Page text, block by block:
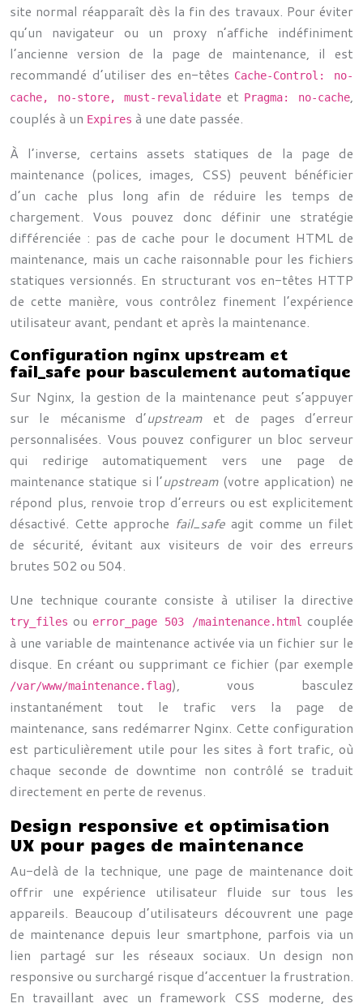
site normal réapparaît dès la fin des travaux. Pour éviter
qu’un navigateur ou un proxy n’affiche indéfiniment
l’ancienne version de la page de maintenance, il est
recommandé d’utiliser des en-têtes Cache-Control: no-
cache, no-store, must-revalidate et Pragma: no-cache,
couplés à un Expires à une date passée.
À l’inverse, certains assets statiques de la page de
maintenance (polices, images, CSS) peuvent bénéficier
d’un cache plus long afin de réduire les temps de
chargement. Vous pouvez donc définir une stratégie
différenciée : pas de cache pour le document HTML de
maintenance, mais un cache raisonnable pour les fichiers
statiques versionnés. En structurant vos en-têtes HTTP
de cette manière, vous contrôlez finement l’expérience
utilisateur avant, pendant et après la maintenance.
Configuration nginx upstream et
fail_safe pour basculement automatique
Sur Nginx, la gestion de la maintenance peut s’appuyer
sur le mécanisme d’upstream et de pages d’erreur
personnalisées. Vous pouvez configurer un bloc serveur
qui redirige automatiquement vers une page de
maintenance statique si l’upstream (votre application) ne
répond plus, renvoie trop d’erreurs ou est explicitement
désactivé. Cette approche fail_safe agit comme un filet
de sécurité, évitant aux visiteurs de voir des erreurs
brutes 502 ou 504.
Une technique courante consiste à utiliser la directive
try_files ou error_page 503 /maintenance.html
couplée
à une variable de maintenance activée via un fichier sur le
disque. En créant ou supprimant ce fichier (par exemple
/var/www/maintenance.flag), vous basculez
instantanément tout le trafic vers la page de
maintenance, sans redémarrer Nginx. Cette configuration
est particulièrement utile pour les sites à fort trafic, où
chaque seconde de downtime non contrôlé se traduit
directement en perte de revenus.
Design responsive et optimisation
UX pour pages de maintenance
Au-delà de la technique, une page de maintenance doit
offrir une expérience utilisateur fluide sur tous les
appareils. Beaucoup d’utilisateurs découvrent une page
de maintenance depuis leur smartphone, parfois via un
lien partagé sur les réseaux sociaux. Un design non
responsive ou surchargé risque d’accentuer la frustration.
En travaillant avec un framework CSS moderne, des